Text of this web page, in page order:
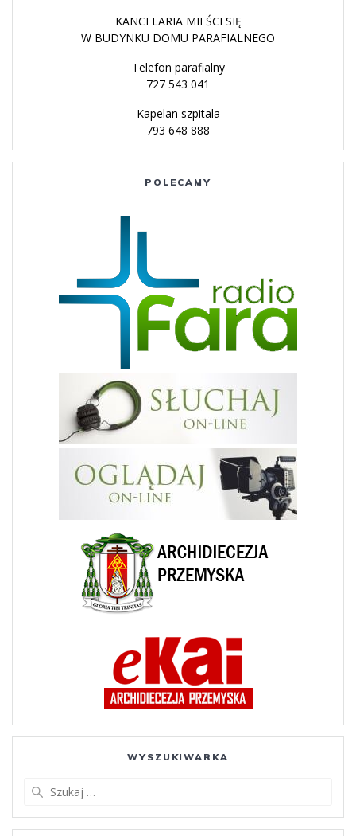
KANCELARIA MIEŚCI SIĘ
W BUDYNKU DOMU PARAFIALNEGO
Telefon parafialny
727 543 041
Kapelan szpitala
793 648 888
POLECAMY
WYSZUKIWARKA